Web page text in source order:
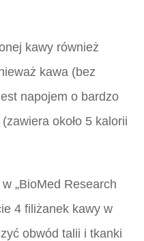
kawy również
kawa (bez
napojem o bardzo
około 5 kalorii
w „BioMed Research
4 filiżanek kawy w
obwód talii i tkanki